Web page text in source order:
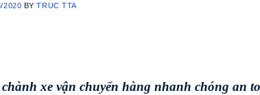
2020 BYTRUC TTA
xe vận chuyển hàng nhanh chóng an